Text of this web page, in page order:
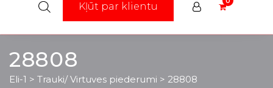
Kļūt par klientu
28808
Eli-1 > Trauki/ Virtuves piederumi > 28808